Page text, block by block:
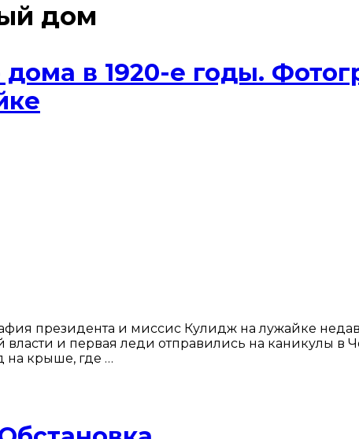
дом
в 1920-е годы.
президента и миссис Кулидж на лужайке
власти и первая леди отправились на каникулы
на крыше, где …